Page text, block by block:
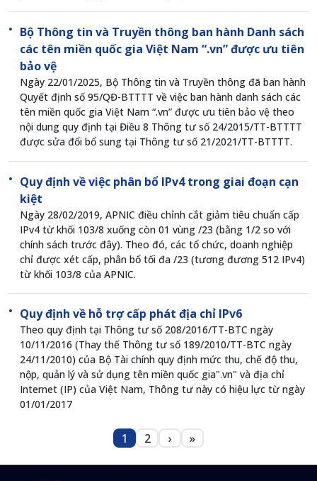
Bộ Thông tin và Truyền thông ban hành Danh sách
các tên miền quốc gia Việt Nam “.vn” được ưu tiên
bảo vệ
Ngày 22/01/2025, Bộ Thông tin và Truyền thông đã ban hành
Quyết định số 95/QĐ-BTTTT về việc ban hành danh sách các
tên miền quốc gia Việt Nam “.vn” được ưu tiên bảo vệ theo
nội dung quy định tại Điều 8 Thông tư số 24/2015/TT-BTTTT
được sửa đổi bổ sung tại Thông tư số 21/2021/TT-BTTTT.
Quy định về việc phân bổ IPv4 trong giai đoạn cạn
kiệt
Ngày 28/02/2019, APNIC điều chỉnh cắt giảm tiêu chuẩn cấp
IPv4 từ khối 103/8 xuống còn 01 vùng /23 (bằng 1/2 so với
chính sách trước đây). Theo đó, các tổ chức, doanh nghiệp
chỉ được xét cấp, phân bổ tối đa /23 (tương đương 512 IPv4)
từ khối 103/8 của APNIC.
Quy định về hỗ trợ cấp phát địa chỉ IPv6
Theo quy định tại Thông tư số 208/2016/TT-BTC ngày
10/11/2016 (Thay thế Thông tư số 189/2010/TT-BTC ngày
24/11/2010) của Bộ Tài chính quy định mức thu, chế độ thu,
nộp, quản lý và sử dụng tên miền quốc gia".vn" và địa chỉ
Internet (IP) của Việt Nam, Thông tư này có hiệu lực từ ngày
01/01/2017
Trang
1 Trang
2 Next page
› Last page
»